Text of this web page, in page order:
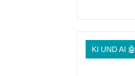
KI UND AI 🤖